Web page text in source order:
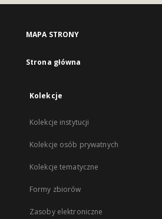
MAPA STRONY
Strona główna
Kolekcje
Kolekcje instytucji
Kolekcje osób prywatnych
Kolekcje tematyczne
Formy zbiorów
Zasoby elektroniczne